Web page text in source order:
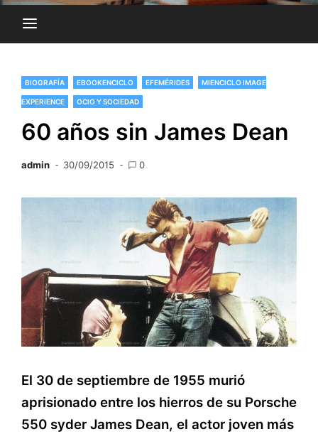
BIOGRAFÍA EBOOKENCICLO EFEMÉRIDES MIENCICLO IMAGE
EXPERIENCE OCIO Y SOCIEDAD
60 años sin James Dean
admin 30/09/2015 0
El 30 de septiembre de 1955 murió
aprisionado entre los hierros de su Porsche
550 syder James Dean, el actor joven más